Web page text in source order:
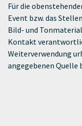
Für die
Event bzw. das
Bild- und
Kontakt
Weiterverwendung
angegebenen Quelle